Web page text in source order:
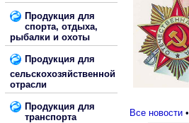
Продукция для
спорта, отдыха,
рыбалки и охоты
Продукция для
сельскохозяйственной
отрасли
Продукция для
транспорта
Все новости•